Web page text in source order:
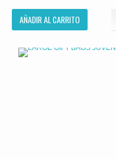
AÑADIR AL CARRITO